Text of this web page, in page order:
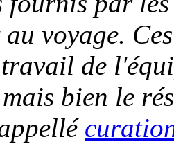
voyage.
de
mais bien le